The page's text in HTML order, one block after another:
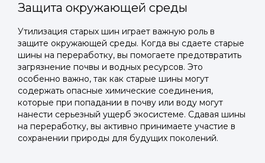
Защита окружающей среды
Утилизация старых шин играет важную роль в
защите окружающей среды. Когда вы сдаете старые
шины на переработку, вы помогаете предотвратить
загрязнение почвы и водных ресурсов. Это
особенно важно, так как старые шины могут
содержать опасные химические соединения,
которые при попадании в почву или воду могут
нанести серьезный ущерб экосистеме. Сдавая шины
на переработку, вы активно принимаете участие в
сохранении природы для будущих поколений.